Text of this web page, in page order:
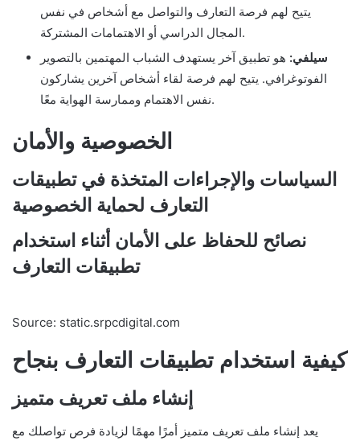
يتيح لهم فرصة التعارف والتواصل مع أشخاص في نفس
المجال الدراسي أو الاهتمامات المشتركة.
سيلفي: هو تطبيق آخر يستهدف الشباب المهتمين بالتصوير
الفوتوغرافي. يتيح لهم فرصة لقاء أشخاص آخرين يشاركون
نفس الاهتمام وممارسة الهواية معًا.
الخصوصية والأمان
السياسات والإجراءات المتخذة في تطبيقات
التعارف لحماية الخصوصية
نصائح للحفاظ على الأمان أثناء استخدام
تطبيقات التعارف
Source: static.srpcdigital.com
كيفية استخدام تطبيقات التعارف بنجاح
إنشاء ملف تعريف متميز
يعد إنشاء ملف تعريف متميز أمرًا مهمًا لزيادة فرص تواصلك مع